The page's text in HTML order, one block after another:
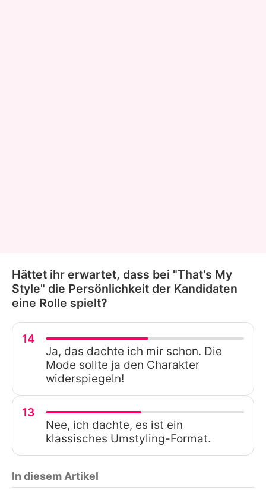
Hättet ihr erwartet, dass bei "That's My
Style" die Persönlichkeit der Kandidaten
eine Rolle spielt?
14
Ja, das dachte ich mir schon. Die
Mode sollte ja den Charakter
widerspiegeln!
13
Nee, ich dachte, es ist ein
klassisches Umstyling-Format.
In diesem Artikel